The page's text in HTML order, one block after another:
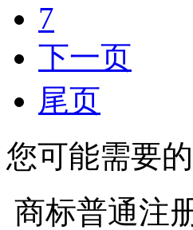
7
下一页
尾页
您可能需要
商标普通注